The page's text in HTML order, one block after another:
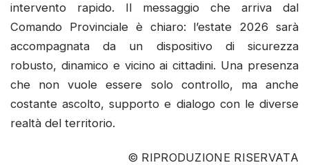
intervento rapido. Il messaggio che arriva dal
Comando Provinciale è chiaro: l’estate 2026 sarà
accompagnata da un dispositivo di sicurezza
robusto, dinamico e vicino ai cittadini. Una presenza
che non vuole essere solo controllo, ma anche
costante ascolto, supporto e dialogo con le diverse
realtà del territorio.
© RIPRODUZIONE RISERVATA